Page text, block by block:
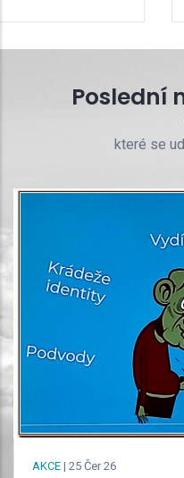
Poslední
které se
AKCE | 25 Čer 26